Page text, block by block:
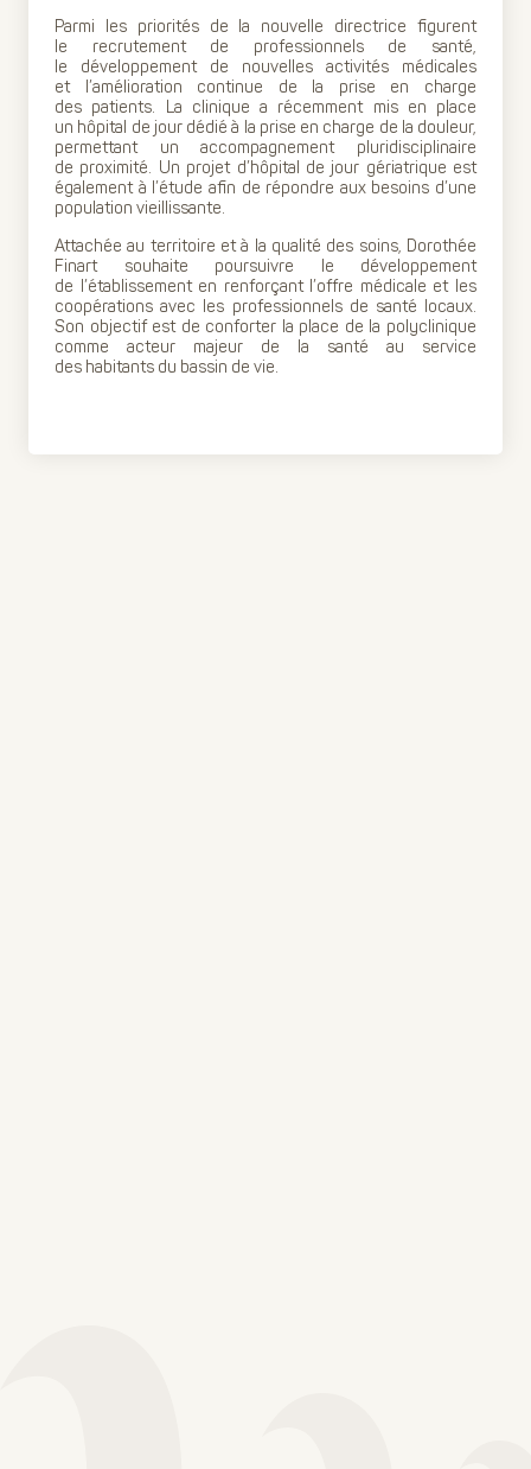
Parmi les priorités de la nouvelle directrice figurent
le recrutement de professionnels de santé,
le développement de nouvelles activités médicales
et l’amélioration continue de la prise en charge
des patients. La clinique a récemment mis en place
un hôpital de jour dédié à la prise en charge de la douleur,
permettant un accompagnement pluridisciplinaire
de proximité. Un projet d’hôpital de jour gériatrique est
également à l’étude afin de répondre aux besoins d’une
population vieillissante.
Attachée au territoire et à la qualité des soins, Dorothée
Finart souhaite poursuivre le développement
de l’établissement en renforçant l’offre médicale et les
coopérations avec les professionnels de santé locaux.
Son objectif est de conforter la place de la polyclinique
comme acteur majeur de la santé au service
des habitants du bassin de vie.